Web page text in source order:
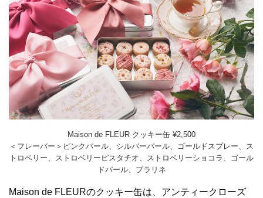
Maison de FLEUR クッキー缶 ¥2,500
＜フレーバー＞ピンクパール、シルバーパール、ゴールドスプレー、ス
トロベリー、ストロベリーピスタチオ、ストロベリーショコラ、ゴール
ドパール、プラリネ
Maison de FLEURのクッキー缶は、アンティークローズ